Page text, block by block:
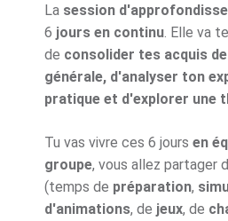
La session
6 jours en continu . Elle va
de consolider tes acquis
générale, d'analyser ton
pratique et d'explorer une
Tu vas vivre ces 6 jours en
groupe, vous allez partager
(temps de préparation,
d'animations, de jeux, de